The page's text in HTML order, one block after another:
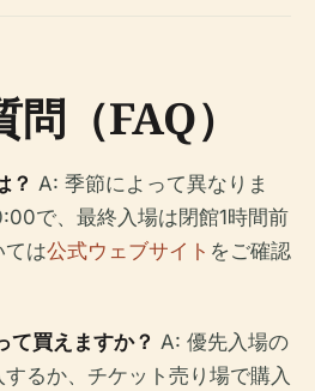
（FAQ）
？ A: 季節によって異なりま
で、最終入場は閉館1時間前
ては公式ウェブサイト をご確認
て買えますか？ A: 優先入場の
るか、チケット売り場で購入